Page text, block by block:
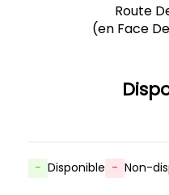
Route
(en Face
- Disponible - Non-